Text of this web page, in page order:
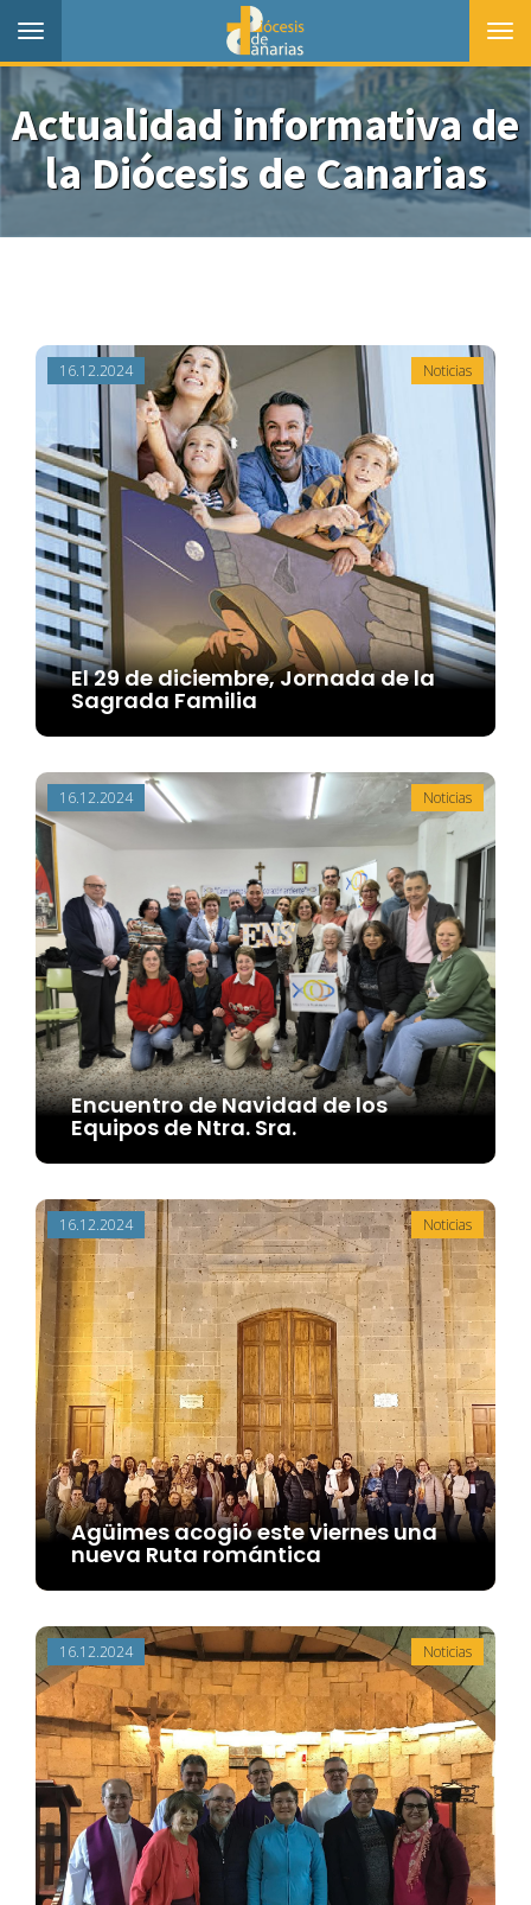
Toggle
navigation
Actualidad informativa de
la Diócesis de Canarias
16.12.2024 Noticias
El 29 de diciembre, Jornada de la
Sagrada Familia
16.12.2024 Noticias
Encuentro de Navidad de los
Equipos de Ntra. Sra.
16.12.2024 Noticias
Agüimes acogió este viernes una
nueva Ruta romántica
16.12.2024 Noticias